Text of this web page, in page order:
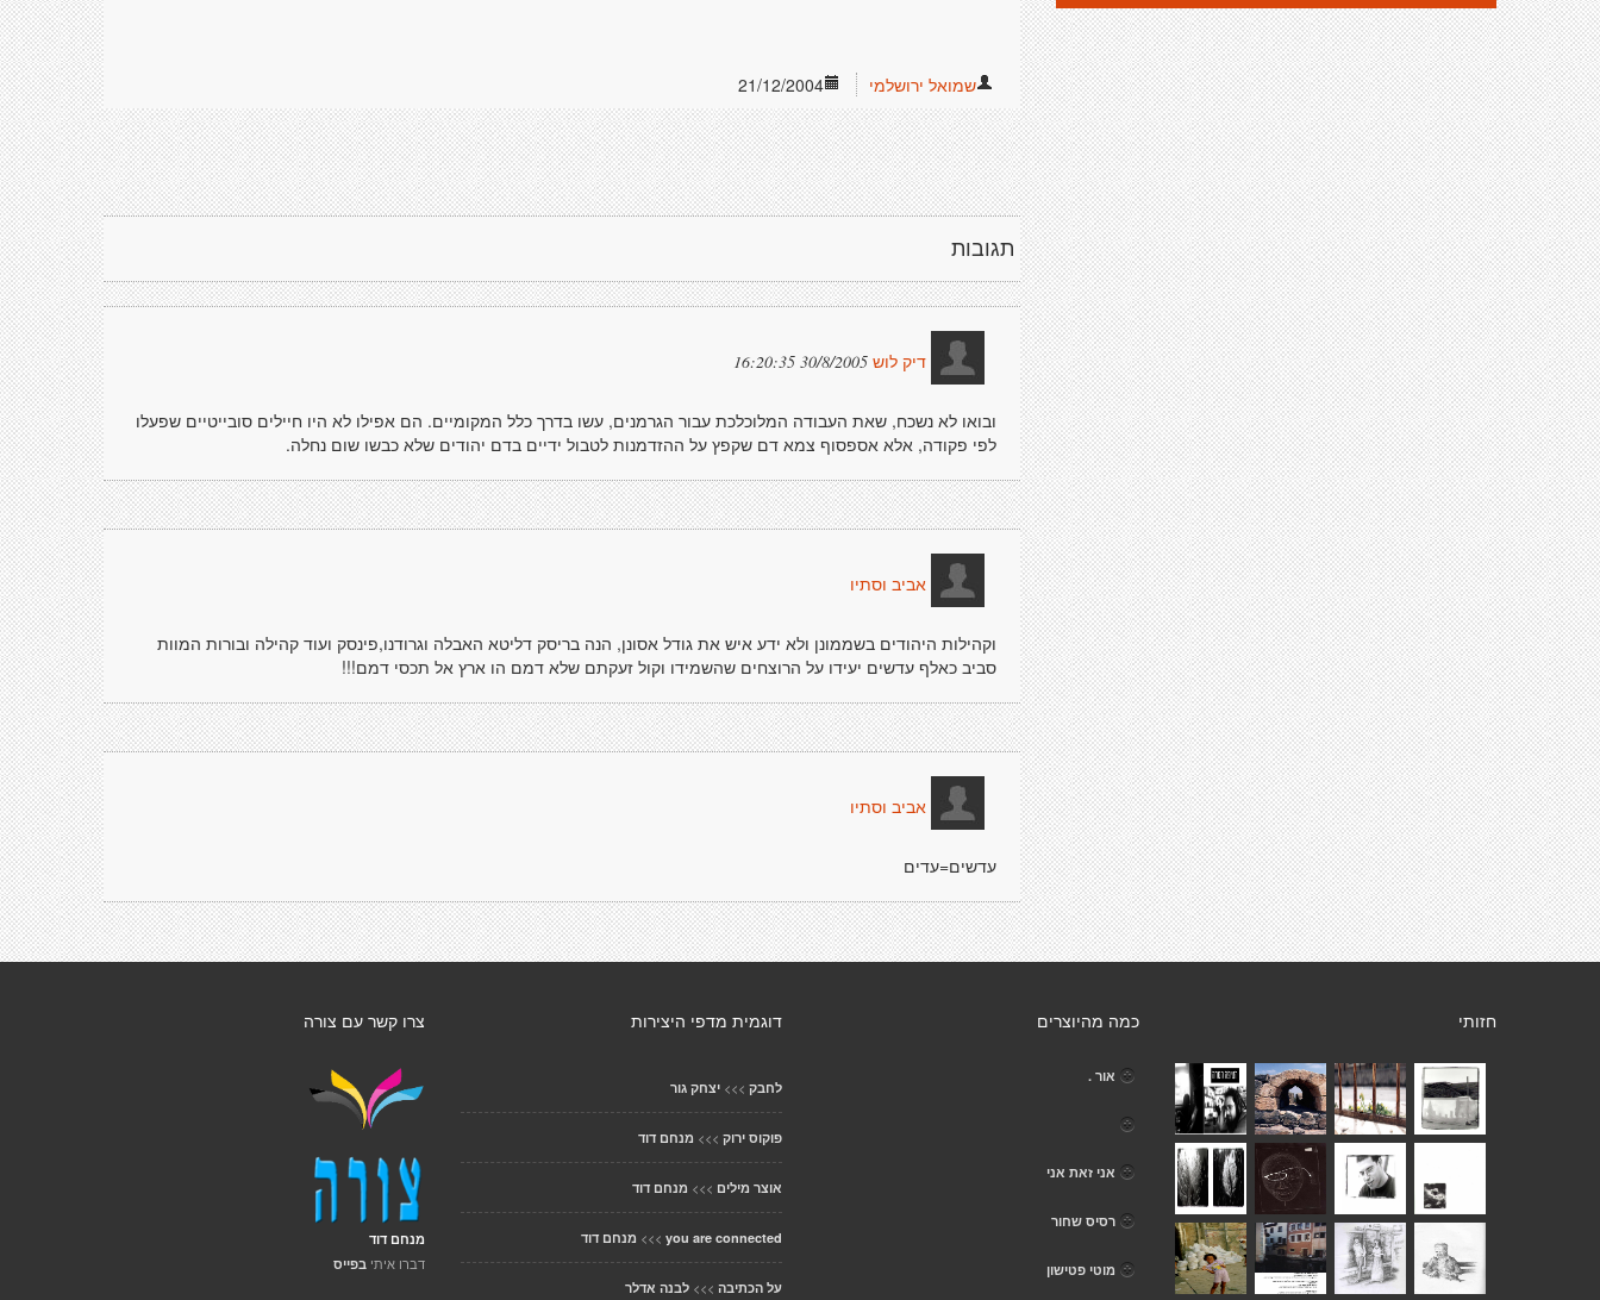
21/12/2004 שמואל ירושלמי
תגובות
דיק לוש 30/8/2005 16:20:35
ובואו לא נשכח, שאת העבודה המלוכלכת עבור הגרמנים, עשו בדרך כלל המקומיים. הם אפילו לא היו חיילים סובייטיים שפעלו
לפי פקודה, אלא אספסוף צמא דם שקפץ על ההזדמנות לטבול ידיים בדם יהודים שלא כבשו שום נחלה.
אביב וסתיו
וקהילות היהודים בשממונן ולא ידע איש את גודל אסונן, הנה בריסק דליטא האבלה וגרודנו,פינסק ועוד קהילה ובורות המוות
סביב כאלף עדשים יעידו על הרוצחים שהשמידו וקול זעקתם שלא דמם הו ארץ אל תכסי דמם!!!
אביב וסתיו
עדשים=עדים
צרו קשר עם צורה
מנחם דוד
דברו איתי בפייס
דוגמית מדפי היצירות
לחבק >>> יצחק גור
פוקוס ירוק >>> מנחם דוד
אוצר מילים >>> מנחם דוד
you are connected
>>> מנחם דוד
על הכתיבה >>> לבנה אדלר
כמה מהיוצרים
אור .
אני זאת אני
רסיס שחור
מוטי פטישון
חזותי